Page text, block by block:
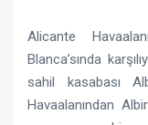
Alicante
Blanca’sında
sahil kasabası
Havaalanından